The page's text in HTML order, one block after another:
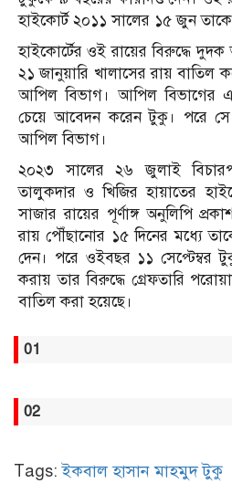
হাইকোর্ট ২০১১ সালের ১৫ জুন
হাইকোর্টের ওই রায়ের বিরুদ্ধে
২১ জানুয়ারি খালাসের রায় বাতিল
আপিল বিভাগ। আপিল বিভাগের এ
চেয়ে আবেদন করেন টুকু। পরে
আপিল বিভাগ।
২০২৩ সালের ২৬ জুলাই
তালুকদার ও খিজির হায়াতের
সাজার রায়ের পূর্ণাঙ্গ অনুলিপি
রায় পৌঁছানোর ১৫ দিনের মধ্যে
দেন। পরে ওইবছর ১১ সেপ্টেম্বর
করায় তার বিরুদ্ধে গ্রেফতারি
বাতিল করা হয়েছে।
01
02
Tags:ইকবাল হাসান মাহমুদ টুকু